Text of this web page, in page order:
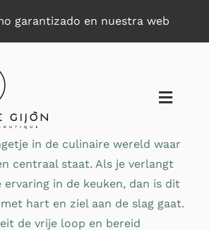
garantizado en nuestra web
Toggle
in de culinaire wereld waar
centraal staat. Als je verlangt
ervaring in de keuken, dan is dit
hart en ziel aan de slag gaat.
de vrije loop en bereid